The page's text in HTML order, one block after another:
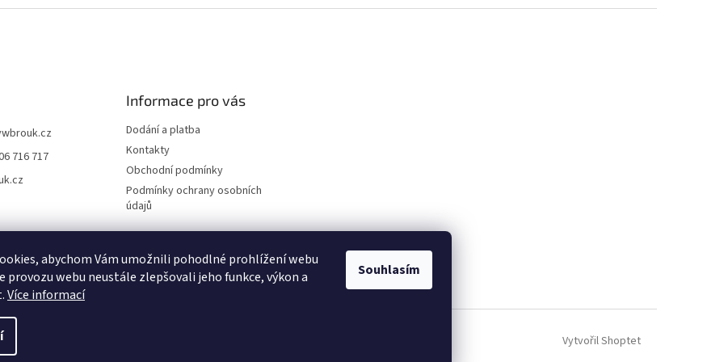
abychom Vám umožnili pohodlné prohlížení webu
provozu webu neustále zlepšovali jeho funkce, výkon a
Více informací
Souhlasím
716 717
Informace pro vás
Dodání a platba
Kontakty
Obchodní podmínky
Podmínky ochrany osobních
údajů
Vytvořil Shoptet